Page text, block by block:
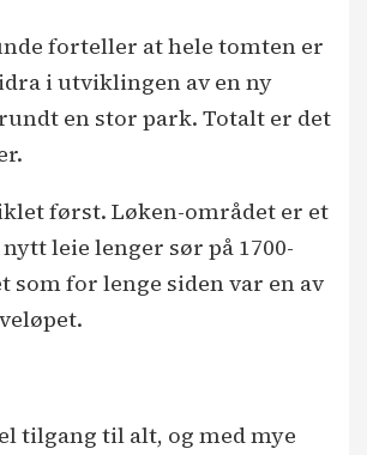
forteller at hele tomten er
i utviklingen av en ny
en stor park. Totalt er det
først. Løken-området er et
leie lenger sør på 1700-
for lenge siden var en av
tilgang til alt, og med mye